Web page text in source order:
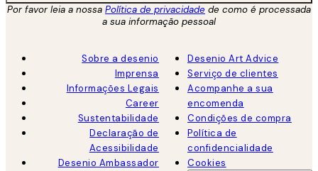
Por favor leia a nossa Política de privacidade de como é processada
a sua informação pessoal
Sobre a desenio
Imprensa
Informações Legais
Career
Sustentabilidade
Declaração de
Acessibilidade
Desenio Ambassador
Desenio Art Advice
Serviço de clientes
Acompanhe a sua
encomenda
Condições de compra
Política de
confidencialidade
Cookies